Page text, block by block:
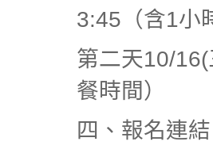
3:45（含1小
第二天10/
餐時間）
四、報名連